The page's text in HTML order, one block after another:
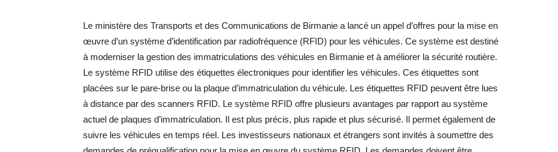
Le ministère des Transports et des Communications de Birmanie a lancé un appel d’offres pour la mise en
œuvre d’un système d’identification par radiofréquence (RFID) pour les véhicules. Ce système est destiné
à moderniser la gestion des immatriculations des véhicules en Birmanie et à améliorer la sécurité routière.
Le système RFID utilise des étiquettes électroniques pour identifier les véhicules. Ces étiquettes sont
placées sur le pare-brise ou la plaque d’immatriculation du véhicule. Les étiquettes RFID peuvent être lues
à distance par des scanners RFID. Le système RFID offre plusieurs avantages par rapport au système
actuel de plaques d’immatriculation. Il est plus précis, plus rapide et plus sécurisé. Il permet également de
suivre les véhicules en temps réel. Les investisseurs nationaux et étrangers sont invités à soumettre des